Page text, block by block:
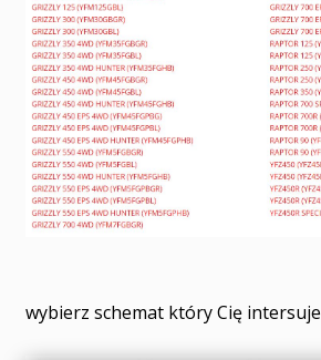
wybierz schemat który Cię intersuje